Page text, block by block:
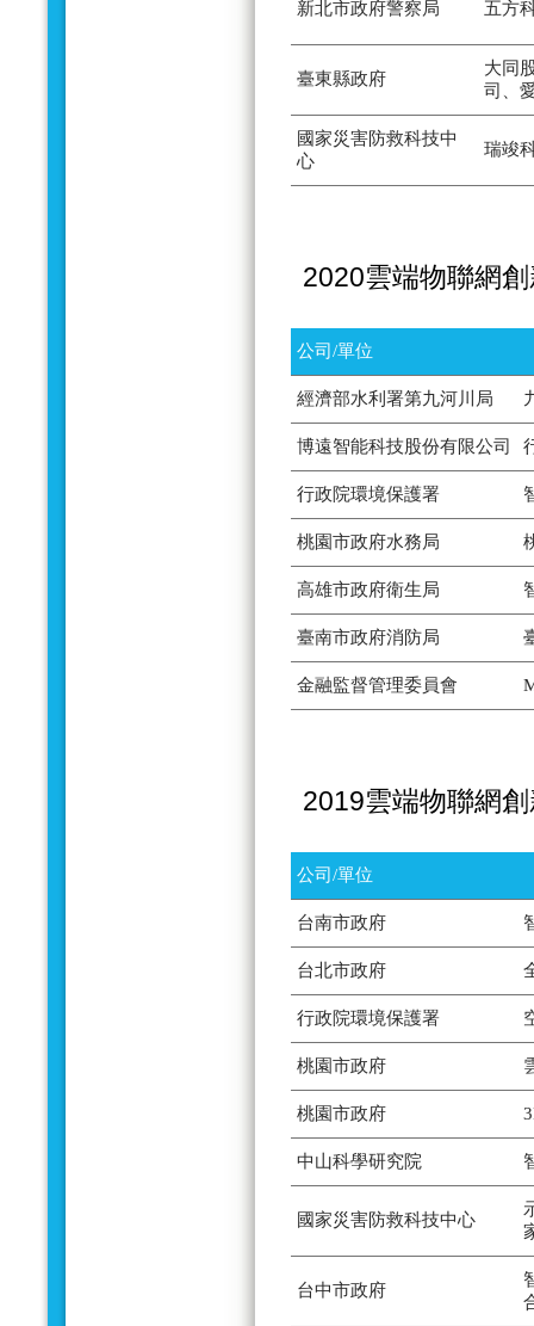
新北市政府警察局 五方
臺東縣政府
大同
司、
國家災害防救科技中
心
瑞竣
2020雲端物聯網
公司/單位
經濟部水利署第九河川局
博遠智能科技股份有限公司
行政院環境保護署
桃園市政府水務局
高雄市政府衛生局
臺南市政府消防局
金融監督管理委員會
2019雲端物聯網
公司/單位
台南市政府
台北市政府
行政院環境保護署
桃園市政府
桃園市政府
中山科學研究院
國家災害防救科技中心
台中市政府